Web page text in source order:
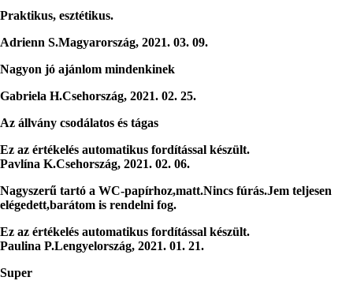
Praktikus, esztétikus.
Adrienn S.Magyarország, 2021. 03. 09.
Nagyon jó ajánlom mindenkinek
Gabriela H.Csehország, 2021. 02. 25.
Az állvány csodálatos és tágas
Ez az értékelés automatikus fordítással készült.
Pavlína K.Csehország, 2021. 02. 06.
Nagyszerű tartó a WC-papírhoz,matt.Nincs fúrás.Jem teljesen
elégedett,barátom is rendelni fog.
Ez az értékelés automatikus fordítással készült.
Paulina P.Lengyelország, 2021. 01. 21.
Super